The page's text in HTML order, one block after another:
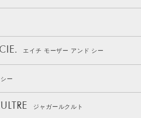
エイチ モーザー アンド シー
ー
ジャガールクルト